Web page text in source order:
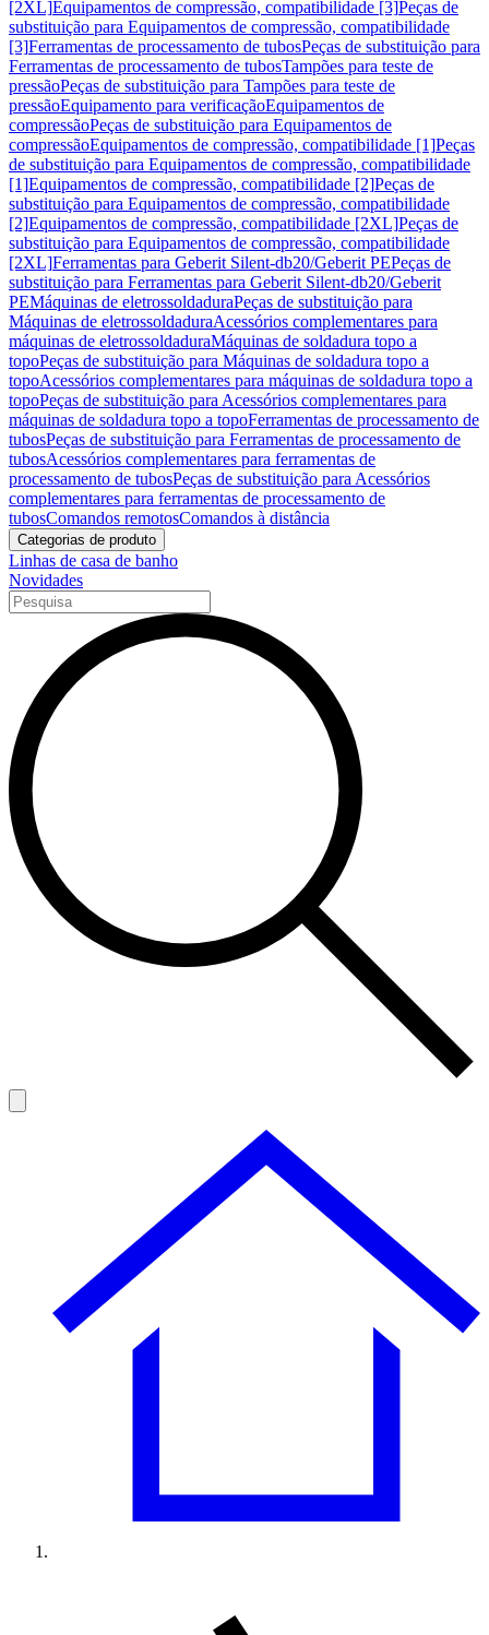
[2XL]Equipamentos de compressão, compatibilidade [3]Peças de
substituição para Equipamentos de compressão, compatibilidade
[3]Ferramentas de processamento de tubosPeças de substituição para
Ferramentas de processamento de tubosTampões para teste de
pressãoPeças de substituição para Tampões para teste de
pressãoEquipamento para verificaçãoEquipamentos de
compressãoPeças de substituição para Equipamentos de
compressãoEquipamentos de compressão, compatibilidade [1]Peças
de substituição para Equipamentos de compressão, compatibilidade
[1]Equipamentos de compressão, compatibilidade [2]Peças de
substituição para Equipamentos de compressão, compatibilidade
[2]Equipamentos de compressão, compatibilidade [2XL]Peças de
substituição para Equipamentos de compressão, compatibilidade
[2XL]Ferramentas para Geberit Silent-db20/Geberit PEPeças de
substituição para Ferramentas para Geberit Silent-db20/Geberit
PEMáquinas de eletrossoldaduraPeças de substituição para
Máquinas de eletrossoldaduraAcessórios complementares para
máquinas de eletrossoldaduraMáquinas de soldadura topo a
topoPeças de substituição para Máquinas de soldadura topo a
topoAcessórios complementares para máquinas de soldadura topo a
topoPeças de substituição para Acessórios complementares para
máquinas de soldadura topo a topoFerramentas de processamento de
tubosPeças de substituição para Ferramentas de processamento de
tubosAcessórios complementares para ferramentas de
processamento de tubosPeças de substituição para Acessórios
complementares para ferramentas de processamento de
tubosComandos remotosComandos à distância
Categorias de produto
Linhas de casa de banho
Novidades